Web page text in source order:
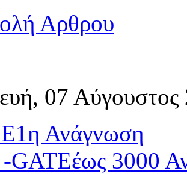
Αρθρου
07 Αύγουστος
1η Ανάγνωση
GATEέως 3000